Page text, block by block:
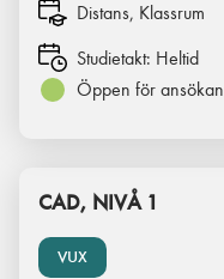
Distans, Klassrum
Studietakt: Heltid
Öppen för ansökan
VUX
CAD, NIVÅ 1